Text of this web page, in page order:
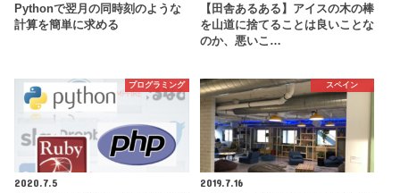
Pythonで翌月の同時刻のような
計算を簡単に求める
【田舎あるある】アイスの木の棒
を山道に捨てることは良いことな
のか、悪いこ…
プログラミング
2020.7.5
スペイン
2019.7.16